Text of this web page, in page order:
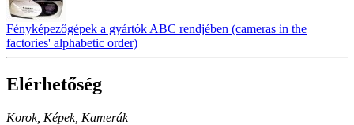
Fényképezőgépek a gyártók ABC rendjében (cameras in the
factories' alphabetic order)
Elérhetőség
Korok, Képek, Kamerák